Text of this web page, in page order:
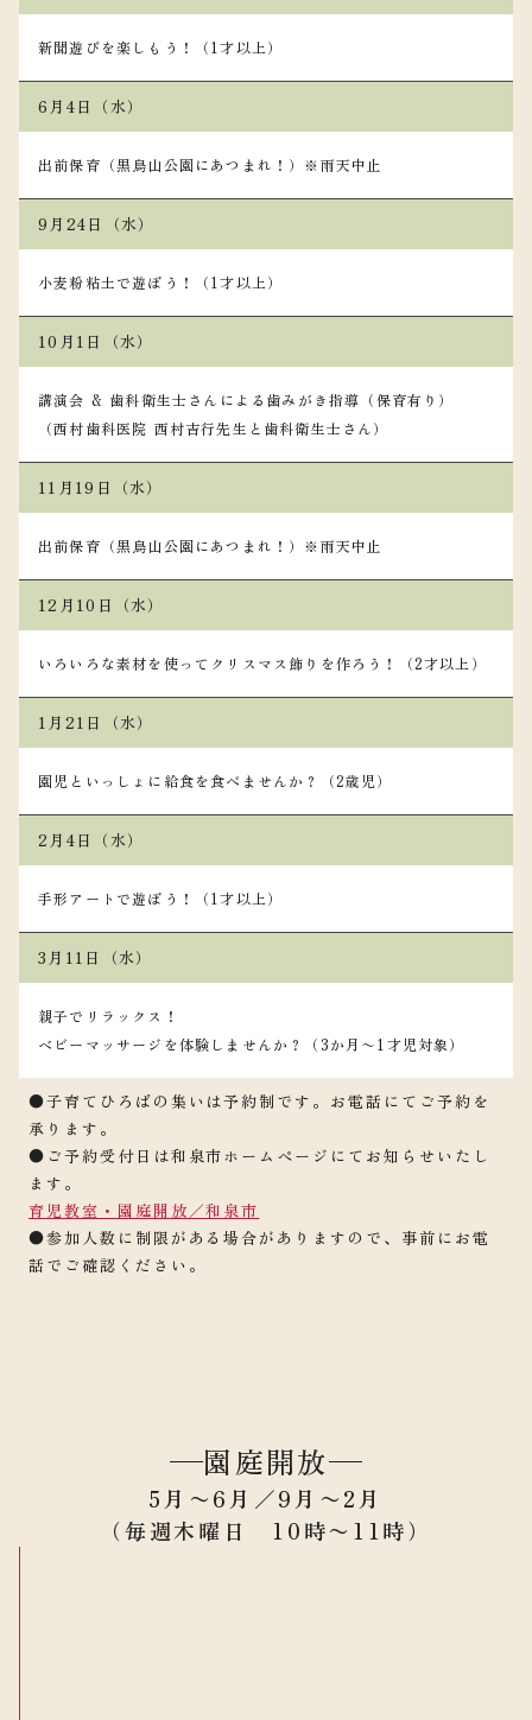
新聞遊びを楽しもう！（1才以上）
6月4日（水）
出前保育（黒鳥山公園にあつまれ！）※雨天中止
9月24日（水）
小麦粉粘土で遊ぼう！（1才以上）
10月1日（水）
講演会 & 歯科衛生士さんによる歯みがき指導（保育有り）
（西村歯科医院 西村吉行先生と歯科衛生士さん）
11月19日（水）
出前保育（黒鳥山公園にあつまれ！）※雨天中止
12月10日（水）
いろいろな素材を使ってクリスマス飾りを作ろう！（2才以上）
1月21日（水）
園児といっしょに給食を食べませんか？（2歳児）
2月4日（水）
手形アートで遊ぼう！（1才以上）
3月11日（水）
親子でリラックス！
ベビーマッサージを体験しませんか？（3か月〜1才児対象）
●子育てひろばの集いは予約制です。お電話にてご予約を
承ります。
●ご予約受付日は和泉市ホームページにてお知らせいたし
ます。
育児教室・園庭開放／和泉市
●参加人数に制限がある場合がありますので、事前にお電
話でご確認ください。
園庭開放
5月〜6月／9月〜2月
（毎週木曜日 10時〜11時）